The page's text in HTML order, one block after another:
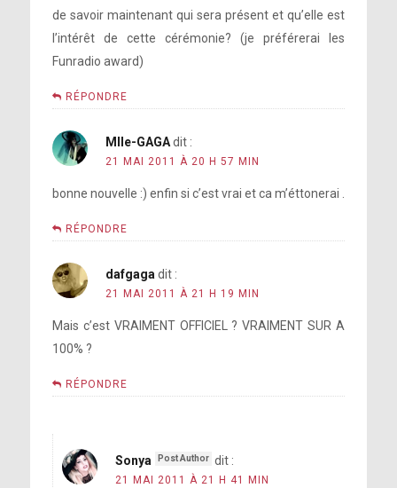
de savoir maintenant qui sera présent et qu’elle est
l’intérêt de cette cérémonie? (je préférerai les
Funradio award)
RÉPONDRE
Mlle-GAGA dit :
21 MAI 2011 À 20 H 57 MIN
bonne nouvelle :) enfin si c’est vrai et ca m’éttonerai .
RÉPONDRE
dafgaga dit :
21 MAI 2011 À 21 H 19 MIN
Mais c’est VRAIMENT OFFICIEL ? VRAIMENT SUR A
100% ?
RÉPONDRE
Sonya dit :
21 MAI 2011 À 21 H 41 MIN